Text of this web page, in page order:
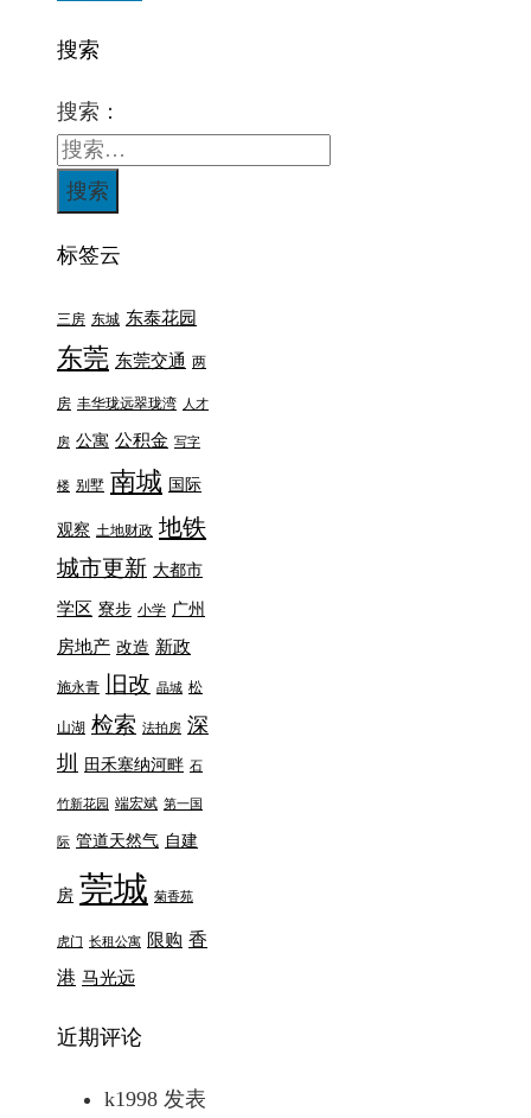
搜索
搜索：
标签云
三房 东城 东泰花园
东莞 东莞交通 两
房 丰华珑远翠珑湾 人才
房 公寓 公积金 写字
楼 别墅 南城 国际
观察 土地财政 地铁
城市更新 大都市
学区 寮步 小学 广州
房地产 改造 新政
施永青 旧改 晶城 松
山湖 检索 法拍房 深
圳
田禾塞纳河畔 石
竹新花园 端宏斌 第一国
际 管道天然气 自建
房 莞城 菊香苑
虎门 长租公寓 限购 香
港 马光远
近期评论
k1998 发表